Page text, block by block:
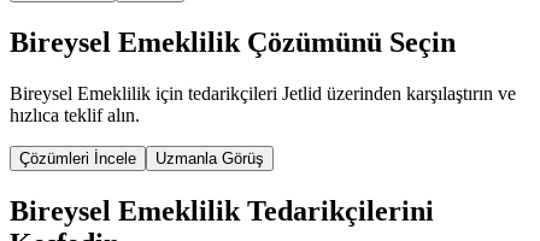
Bireysel Emeklilik Çözümünü Seçin
Bireysel Emeklilik için tedarikçileri Jetlid üzerinden karşılaştırın ve
hızlıca teklif alın.
Çözümleri İncele Uzmanla Görüş
Bireysel Emeklilik Tedarikçilerini